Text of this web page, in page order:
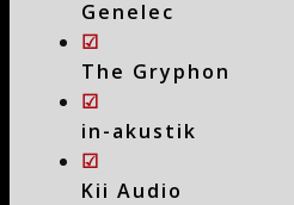
Genelec
☑
The Gryphon
☑
in-akustik
☑
Kii Audio